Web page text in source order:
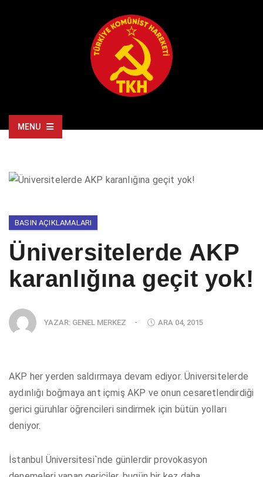
MENU
BASIN AÇIKLAMALARI
Üniversitelerde AKP
karanlığına geçit yok!
YAZAR: GENEL MERKEZ - ARA 04, 2015
AKP her yerden saldırmaya devam ediyor. Üniversitelerde
aydınlığı boğmaya ant içmiş AKP ve onun cesaretlendirdiği
gerici güruhlar öğrencileri sindirmek için bütün yolları
deniyor.
İstanbul Üniversitesi`nde günlerdir provokasyon